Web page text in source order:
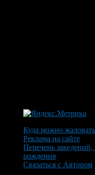
Куда можно
Реклама на сайте
Перечень
рождения
Связаться с Автором